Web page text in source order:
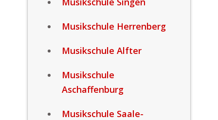
Musikschule Herrenberg
Musikschule Alfter
Musikschule
Aschaffenburg
Musikschule Saale-